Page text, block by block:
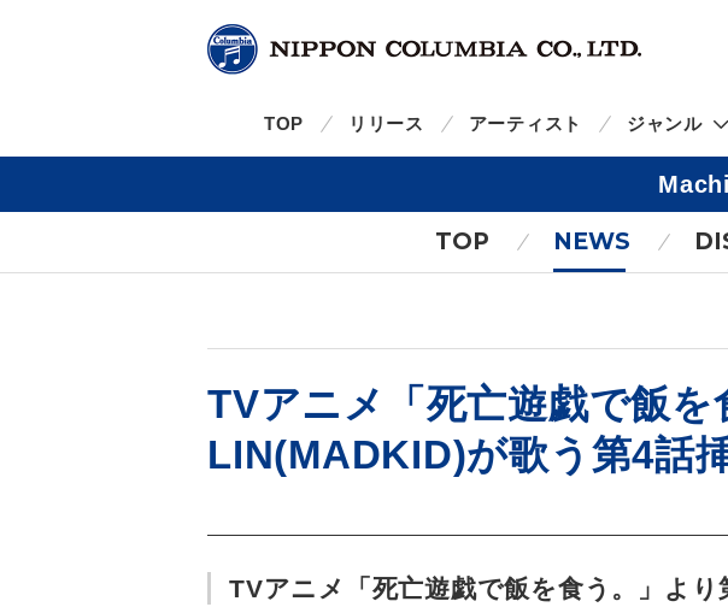
TOP リリース アーティスト ジャンル
TOP NEWS
TVアニメ「死亡遊戯で飯
LIN(MADKID)が歌う第4話
TVアニメ「死亡遊戯で飯を食う。」よ